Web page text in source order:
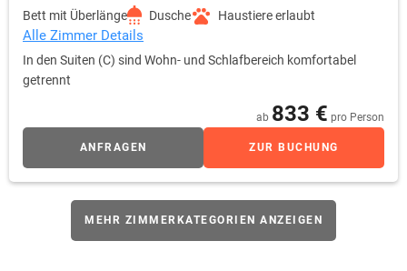
Bett mit Überlänge Dusche Haustiere erlaubt
Alle Zimmer Details
In den Suiten (C) sind Wohn- und Schlafbereich komfortabel
getrennt
ab 833 € pro Person
ANFRAGEN ZUR BUCHUNG
MEHR ZIMMERKATEGORIEN ANZEIGEN